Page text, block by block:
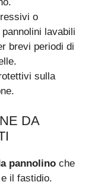
o
lavabili
brevi periodi di
sulla
DA
pannolino che
il fastidio.